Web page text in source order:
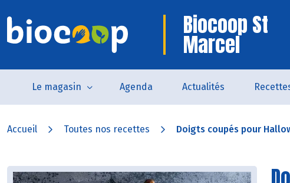
Biocoop St
Marcel
Le magasin Agenda Actualités
Accueil Toutes nos recettes Doigts coupés pour